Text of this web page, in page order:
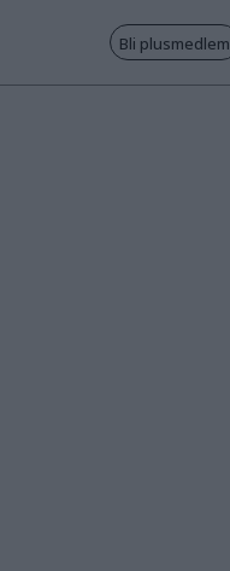
Bli plusmedlem